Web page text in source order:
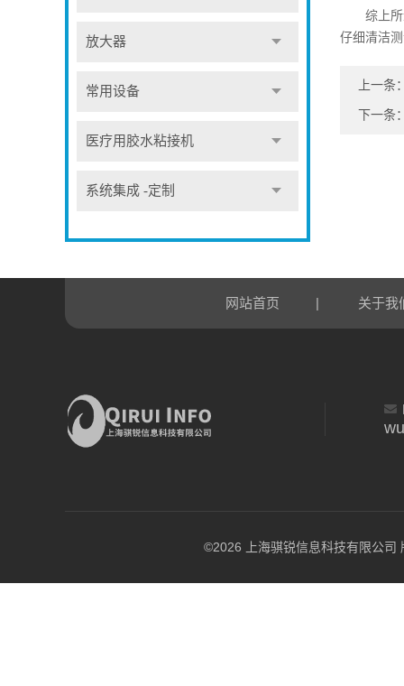
放大器
常用设备
医疗用胶水粘接机
系统集成 -定制
综上所
仔细清洁
上一条
下一条
网站首页 | 关于我
©2026 上海骐锐信息科技有限公司